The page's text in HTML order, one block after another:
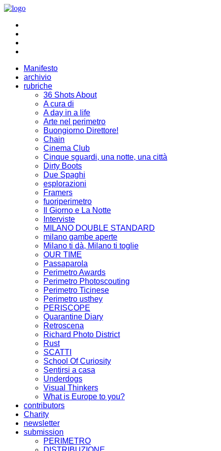
Manifesto
archivio
rubriche
36 Shots About
A cura di
A day in a life
Arte nel perimetro
Buongiorno Direttore!
Chain
Cinema Club
Cinque sguardi, una notte, una città
Dirty Boots
Due Spaghi
esplorazioni
Framers
fuoriperimetro
Il Giorno e La Notte
Interviste
MILANO DOUBLE STANDARD
milano gambe aperte
Milano ti dà, Milano ti toglie
OUR TIME
Passaparola
Perimetro Awards
Perimetro Photoscouting
Perimetro Ticinese
Perimetro usthey
PERISCOPE
Quarantine Diary
Retroscena
Richard Photo District
Rust
SCATTI
School Of Curiosity
Sentirsi a casa
Underdogs
Visual Thinkers
What is Europe to you?
contributors
Charity
newsletter
submission
PERIMETRO